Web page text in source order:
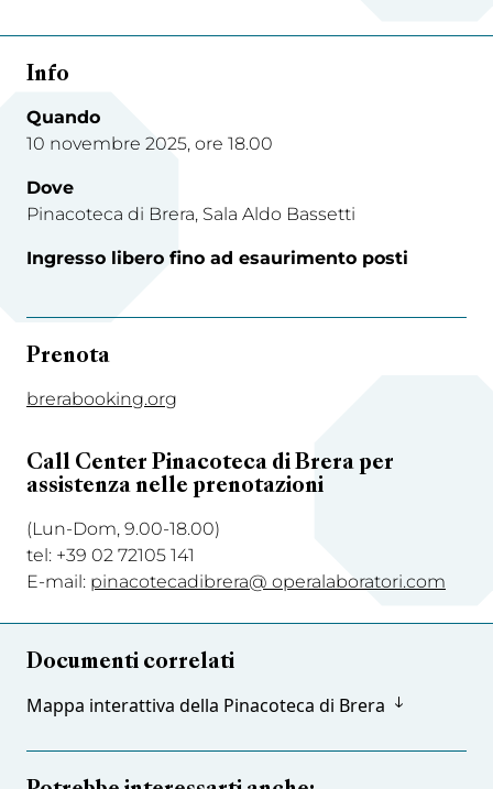
Info
Quando
10 novembre 2025, ore 18.00
Dove
Pinacoteca di Brera, Sala Aldo Bassetti
Ingresso libero fino ad esaurimento posti
Prenota
brerabooking.org
Call Center Pinacoteca di Brera per
assistenza nelle prenotazioni
(Lun-Dom, 9.00-18.00)
tel: +39 02 72105 141
E-mail: pinacotecadibrera@ operalaboratori.com
Documenti correlati
Mappa interattiva della Pinacoteca di Brera